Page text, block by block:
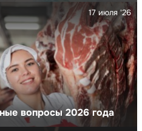
вопросы 2026 года
17 июля '26